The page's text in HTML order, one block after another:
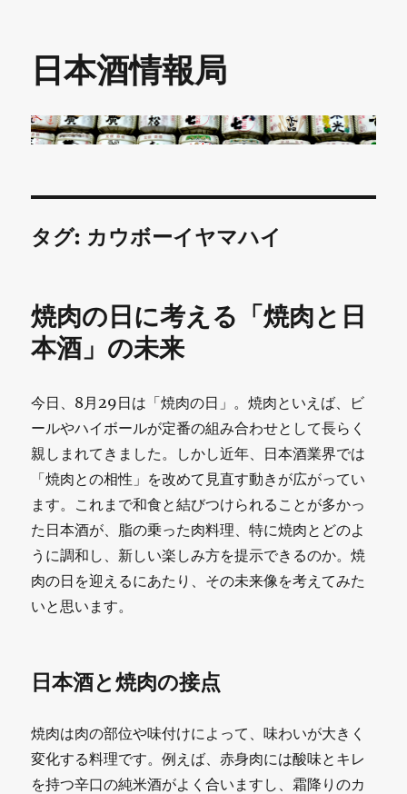
日本酒情報局
タグ: カウボーイヤマハイ
焼肉の日に考える「焼肉と日
本酒」の未来
今日、8月29日は「焼肉の日」。焼肉といえば、ビ
ールやハイボールが定番の組み合わせとして長らく
親しまれてきました。しかし近年、日本酒業界では
「焼肉との相性」を改めて見直す動きが広がってい
ます。これまで和食と結びつけられることが多かっ
た日本酒が、脂の乗った肉料理、特に焼肉とどのよ
うに調和し、新しい楽しみ方を提示できるのか。焼
肉の日を迎えるにあたり、その未来像を考えてみた
いと思います。
日本酒と焼肉の接点
焼肉は肉の部位や味付けによって、味わいが大きく
変化する料理です。例えば、赤身肉には酸味とキレ
を持つ辛口の純米酒がよく合いますし、霜降りのカ